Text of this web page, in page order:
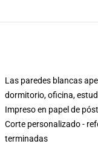
Las paredes blancas
dormitorio, oficina,
Impreso en papel de
Corte personalizado -
terminadas